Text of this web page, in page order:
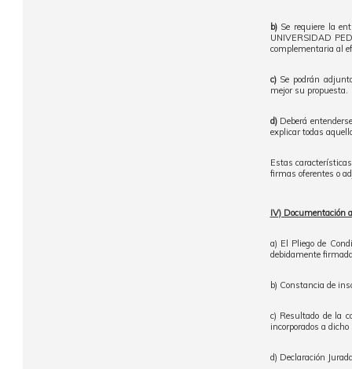
b)Se requiere la
UNIVERSIDAD
complementaria al
c)Se podrán
mejor su propuesta.
d)Deberá
explicar todas
Estas
firmas oferentes o
IV) Documentación
a) El Pliego de
debidamente
b) Constancia de
c) Resultado de la
incorporados a
d) Declaración